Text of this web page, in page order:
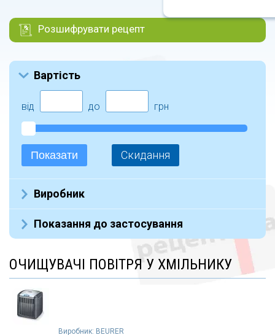
Розшифрувати рецепт
Вартість
від до грн
Показати Скидання
Виробник
BEURER (4)
Показання до застосування
ОЧИЩУВАЧІ ПОВІТРЯ У ХМІЛЬНИКУ
Виробник: BEURER